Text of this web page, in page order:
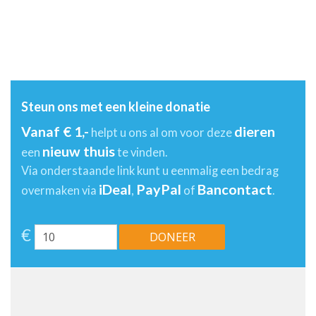
Steun ons met een kleine donatie
Vanaf € 1,- helpt u ons al om voor deze dieren
een nieuw thuiste vinden.
Via onderstaande link kunt u eenmalig een bedrag
overmaken via iDeal, PayPal of Bancontact.
€